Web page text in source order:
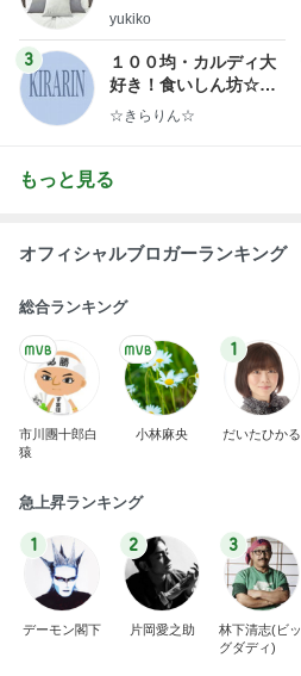
ep Life Simple◆〜イ
yukiko
3
１００均・カルディ大
好き！食いしん坊☆き
らりん☆のブログ
☆きらりん☆
もっと見る
オフィシャルブロガーランキング
総合ランキング
市川團十郎白
猿
小林麻央
1
だいたひかる
急上昇ランキング
1
デーモン閣下
2
片岡愛之助
3
林下清志(ビッ
グダディ)